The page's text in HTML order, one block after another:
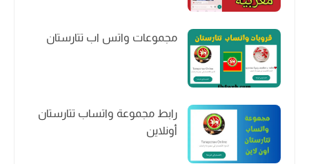
مجموعات واتس اب تتارستان
رابط مجموعة واتساب تتارستان
أونلاين